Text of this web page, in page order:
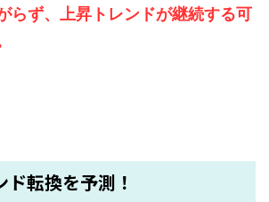
らず、上昇トレンドが継続する可
ド転換を予測！